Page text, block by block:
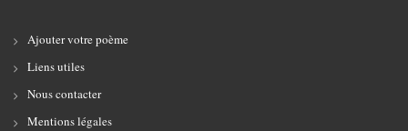
Ajouter votre poème
Liens utiles
Nous contacter
Mentions légales